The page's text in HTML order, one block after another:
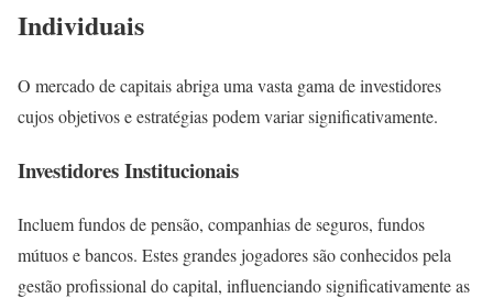
Individuais
O mercado de capitais abriga uma vasta gama de investidores
cujos objetivos e estratégias podem variar significativamente.
Investidores Institucionais
Incluem fundos de pensão, companhias de seguros, fundos
mútuos e bancos. Estes grandes jogadores são conhecidos pela
gestão profissional do capital, influenciando significativamente as